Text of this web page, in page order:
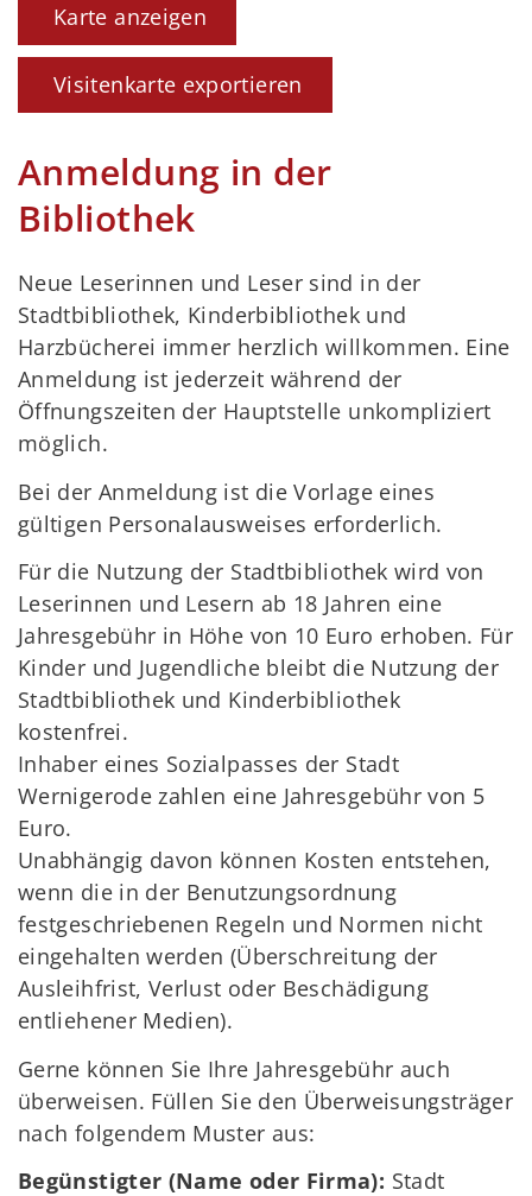
Karte anzeigen
Visitenkarte exportieren
Anmeldung in der
Bibliothek
Neue Leserinnen und Leser sind in der
Stadtbibliothek, Kinderbibliothek und
Harzbücherei immer herzlich willkommen. Eine
Anmeldung ist jederzeit während der
Öffnungszeiten der Hauptstelle unkompliziert
möglich.
Bei der Anmeldung ist die Vorlage eines
gültigen Personalausweises erforderlich.
Für die Nutzung der Stadtbibliothek wird von
Leserinnen und Lesern ab 18 Jahren eine
Jahresgebühr in Höhe von 10 Euro erhoben. Für
Kinder und Jugendliche bleibt die Nutzung der
Stadtbibliothek und Kinderbibliothek
kostenfrei.
Inhaber eines Sozialpasses der Stadt
Wernigerode zahlen eine Jahresgebühr von 5
Euro.
Unabhängig davon können Kosten entstehen,
wenn die in der Benutzungsordnung
festgeschriebenen Regeln und Normen nicht
eingehalten werden (Überschreitung der
Ausleihfrist, Verlust oder Beschädigung
entliehener Medien).
Gerne können Sie Ihre Jahresgebühr auch
überweisen. Füllen Sie den Überweisungsträger
nach folgendem Muster aus:
Begünstigter (Name oder Firma): Stadt